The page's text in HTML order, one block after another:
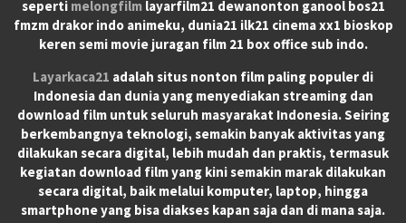
seperti melongfilmlayarfilm21 dewanonton ganool bos21
fmzm drakor indo animeku, dunia21 ilk21 cinema xx1 bioskop
keren semi movie juragan film 21 box office sub indo.
Layarkaca21 adalah situs nonton film paling populer di
Indonesia dan dunia yang menyediakan streaming dan
download film untuk seluruh masyarakat Indonesia. Seiring
berkembangnya teknologi, semakin banyak aktivitas yang
dilakukan secara digital, lebih mudah dan praktis, termasuk
kegiatan download film yang kini semakin marak dilakukan
secara digital, baik melalui komputer, laptop, hingga
smartphone yang bisa diakses kapan saja dan di mana saja.